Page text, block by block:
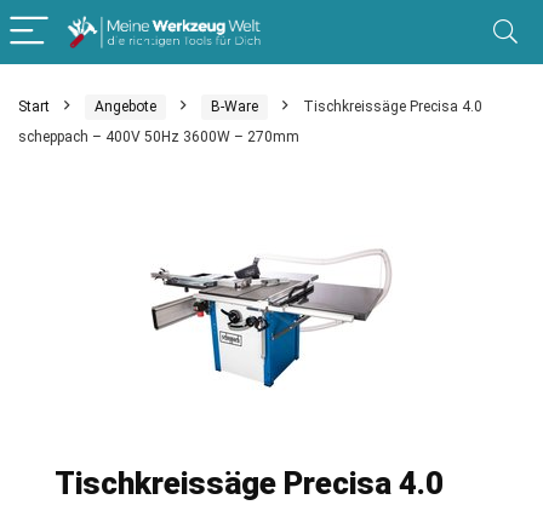
Start Angebote B-Ware
Tischkreissäge Precisa 4.0
scheppach – 400V 50Hz 3600W – 270mm
Tischkreissäge Precisa 4.0